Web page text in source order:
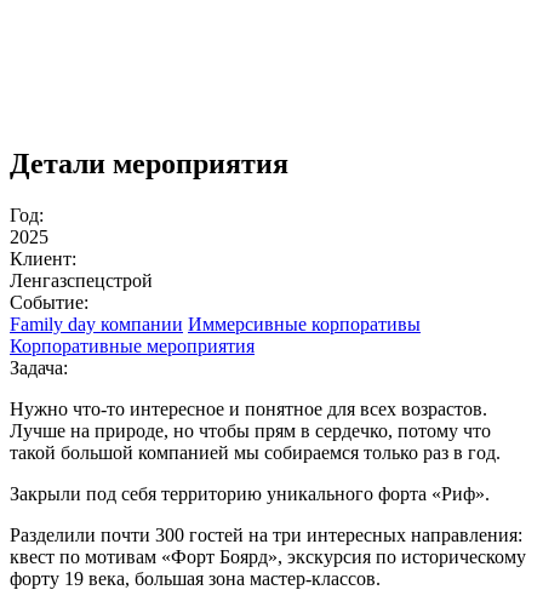
Детали мероприятия
Год:
2025
Клиент:
Ленгазспецстрой
Событие:
Family day компании Иммерсивные корпоративы
Корпоративные мероприятия
Задача:
Нужно что-то интересное и понятное для всех возрастов.
Лучше на природе, но чтобы прям в сердечко, потому что
такой большой компанией мы собираемся только раз в год.
Закрыли под себя территорию уникального форта «Риф».
Разделили почти 300 гостей на три интересных направления:
квест по мотивам «Форт Боярд», экскурсия по историческому
форту 19 века, большая зона мастер-классов.